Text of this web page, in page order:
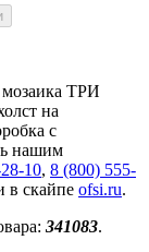
ТРИ
на
с
нашим
10, 8 (800) 555-
в скайпе ofsi.ru.
341083.